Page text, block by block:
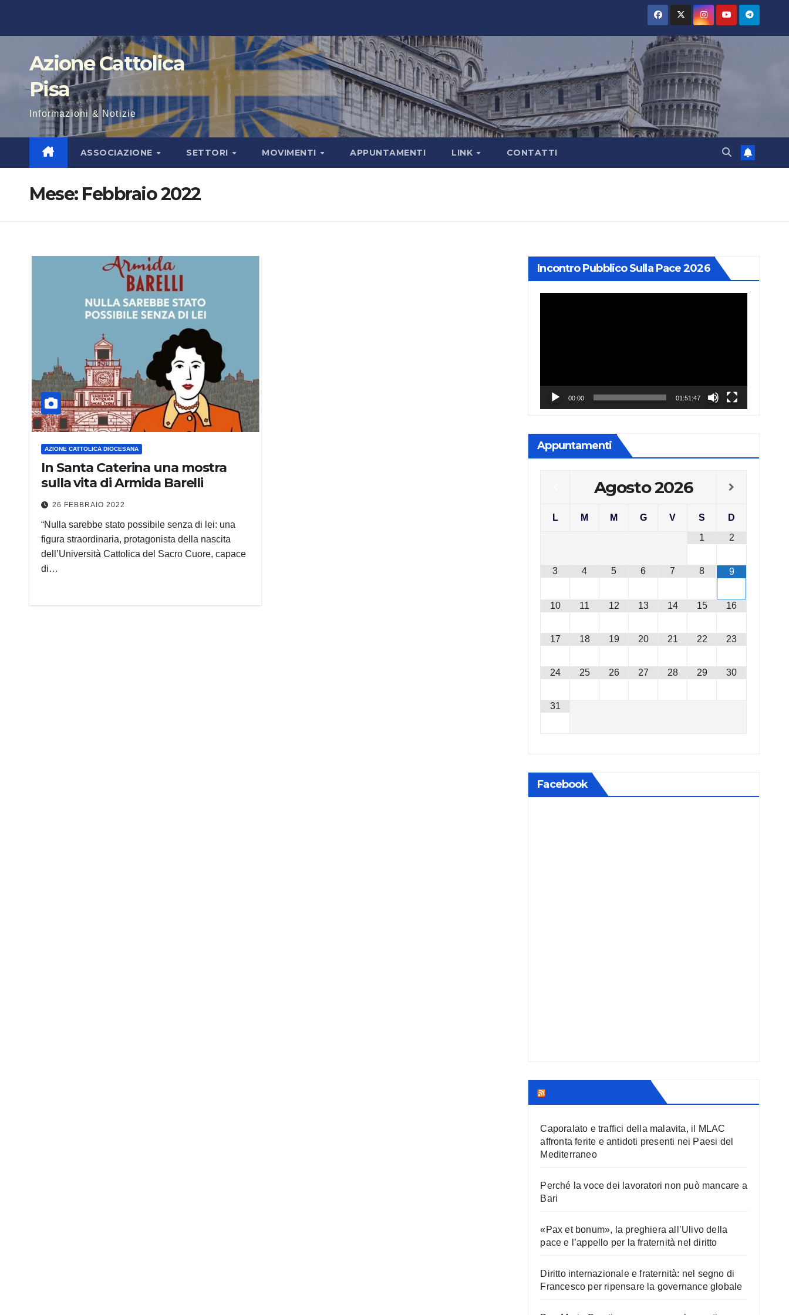
Azione Cattolica
Pisa
Informazioni & Notizie
ASSOCIAZIONE SETTORI MOVIMENTI APPUNTAMENTI LINK CONTATTI
Mese: Febbraio 2022
AZIONE CATTOLICA DIOCESANA
In Santa Caterina una mostra
sulla vita di Armida Barelli
26 FEBBRAIO 2022
“Nulla sarebbe stato possibile senza di lei: una
figura straordinaria, protagonista della nascita
dell’Università Cattolica del Sacro Cuore, capace
di…
Incontro Pubblico Sulla Pace 2026
00:00 01:51:47
Appuntamenti
Agosto 2026
L M M G V S
D
1
2
3 4 5 6 7 8 9
10 11 12 13 14 15 16
17 18 19 20 21 22 23
24 25 26 27 28 29 30
31
Facebook
Caporalato e traffici della malavita, il MLAC
affronta ferite e antidoti presenti nei Paesi del
Mediterraneo
Perché la voce dei lavoratori non può mancare a
Bari
«Pax et bonum», la preghiera all’Ulivo della
pace e l’appello per la fraternità nel diritto
Diritto internazionale e fraternità: nel segno di
Francesco per ripensare la governance globale